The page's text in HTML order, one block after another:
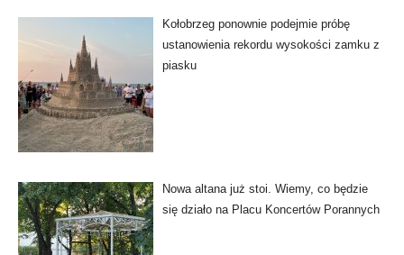
Kołobrzeg ponownie podejmie próbę
ustanowienia rekordu wysokości zamku z
piasku
Nowa altana już stoi. Wiemy, co będzie
się działo na Placu Koncertów Porannych